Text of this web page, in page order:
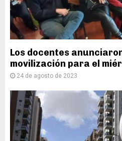
Los docentes
movilización para el
24 de agosto de 2023